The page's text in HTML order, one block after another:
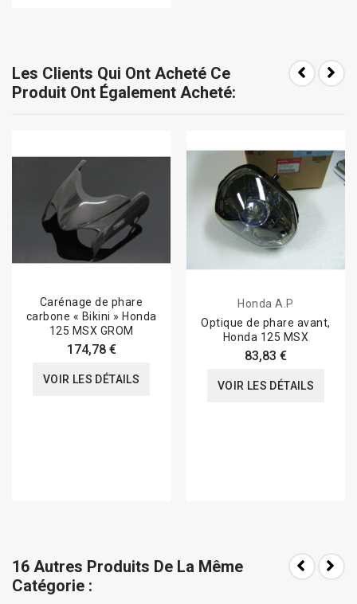
Les Clients Qui Ont Acheté Ce
Produit Ont Également Acheté:
Carénage de phare
carbone « Bikini » Honda
125 MSX GROM
174,78 €
VOIR LES DÉTAILS
Honda A.P
Optique de phare avant,
Honda 125 MSX
83,83 €
VOIR LES DÉTAILS
16 Autres Produits De La Même
Catégorie :